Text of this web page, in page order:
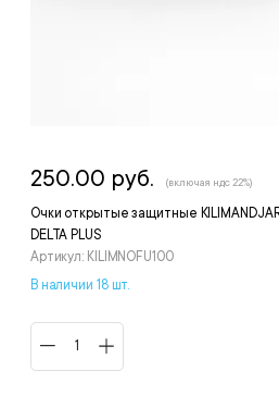
Очки открытые защитные
DELTA PLUS
Артикул: KILIMNOFU100
250.00 руб. (включая ндс 22%)
В наличии 18 шт.